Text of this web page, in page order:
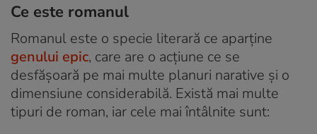
Ce este romanul
Romanul este o specie literară ce aparține
genului epic, care are o acțiune ce se
desfășoară pe mai multe planuri narative și o
dimensiune considerabilă. Există mai multe
tipuri de roman, iar cele mai întâlnite sunt: